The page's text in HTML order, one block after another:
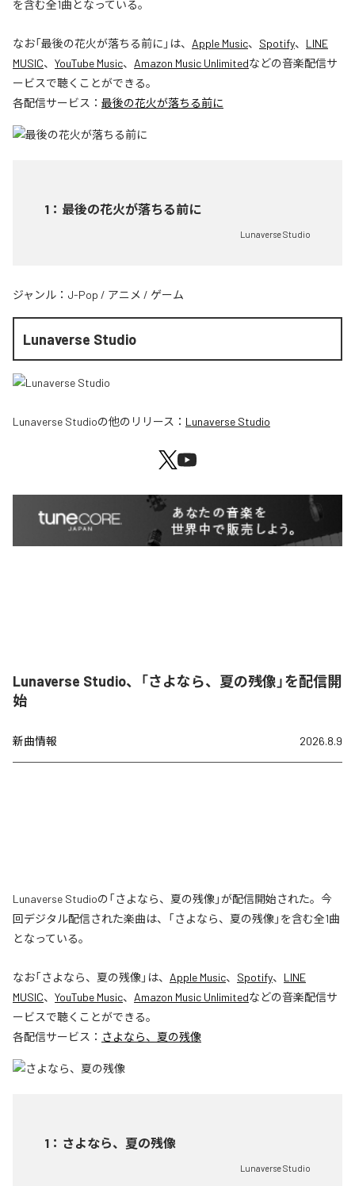
を含む全1曲となっている。
なお「最後の花火が落ちる前に 」は、 Apple Music、 Spotify、 LINE
MUSIC、 YouTube Music、 Amazon Music Unlimitedなどの音楽配信サ
ービスで聴くことができる。
各配信サービス： 最後の花火が落ちる前に
1 ： 最後の花火が落ちる前に
Lunaverse Studio
ジャンル： J-Pop / アニメ / ゲーム
Lunaverse Studio
Lunaverse Studioの他のリリース： Lunaverse Studio
Lunaverse Studio、「さよなら、夏の残像」を配信開
始
新曲情報 2026.8.9
Lunaverse Studioの「さよなら、夏の残像」が配信開始された。今
回デジタル配信された楽曲は、「さよなら、夏の残像」を含む全1曲
となっている。
なお「さよなら、夏の残像」は、 Apple Music、 Spotify、 LINE
MUSIC、 YouTube Music、 Amazon Music Unlimitedなどの音楽配信サ
ービスで聴くことができる。
各配信サービス： さよなら、夏の残像
1 ： さよなら、夏の残像
Lunaverse Studio